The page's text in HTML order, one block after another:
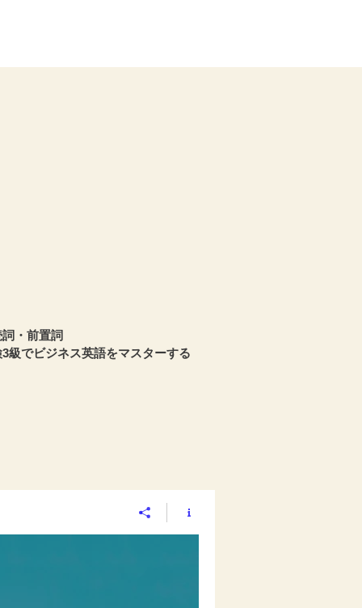
・前置詞
級でビジネス英語をマスターする